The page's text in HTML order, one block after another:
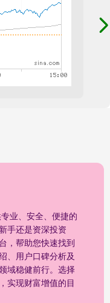
业、安全、便捷的
手还是资深投资
，帮助您快速找到
、用户口碑分析及
域稳健前行。选择
实现财富增值的目